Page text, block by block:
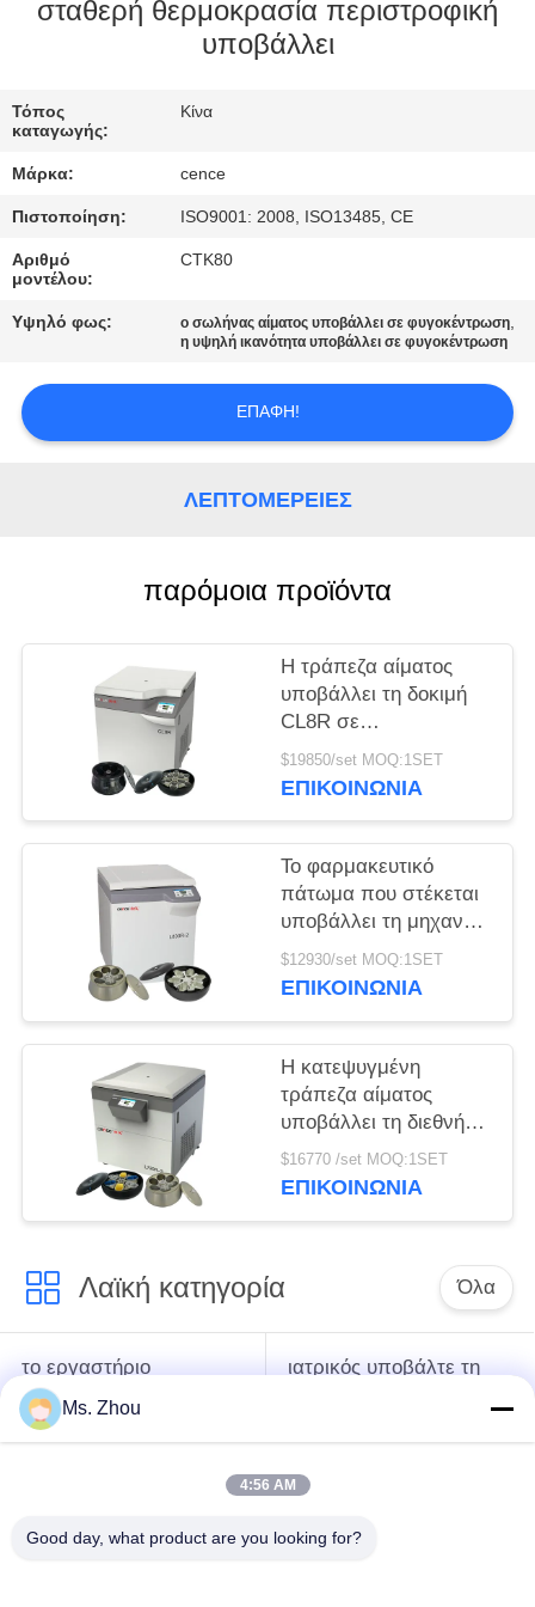
ΈΛΕΓΧΟΣ
ΕΠΙΚΟΙΝΩΝΉΣΤΕ
ΜΑΖΊ
ΜΑΣ
ΕΙΔΉΣΕΙΣ
ΥΠΟΘΈΣΕΙΣ
VR
PRIVACY
σταθερή θερμοκρασία περιστροφική
υποβάλλει
Τόπος
καταγωγής:
Κίνα
Μάρκα: cence
Πιστοποίηση: ISO9001: 2008, ISO13485, CE
Αριθμό
μοντέλου:
CTK80
Υψηλό φως: ο σωλήνας αίματος υποβάλλει σε φυγοκέντρωση,
η υψηλή ικανότητα υποβάλλει σε φυγοκέντρωση
ΕΠΑΦΉ!
ΛΕΠΤΟΜΈΡΕΙΕΣ
παρόμοια προϊόντα
Η τράπεζα αίματος
υποβάλλει τη δοκιμή
CL8R σε
φυγοκέντρωση MAC
κατεψυγμένη
9000r/min ικανότητας
$19850/set MOQ:1SET
ΕΠΙΚΟΙΝΩΝΊΑ
Το φαρμακευτικό
πάτωμα που στέκεται
υποβάλλει τη μηχανή
που l800r-2 σε
φυγοκέντρωση
περιεκτικότητας
υποβάλλουν
$12930/set MOQ:1SET
ΕΠΙΚΟΙΝΩΝΊΑ
Η κατεψυγμένη
τράπεζα αίματος
υποβάλλει τη διεθνή
προηγμένη κατηγορία
l720r-3 σε
$16770 /set MOQ:1SET
ΕΠΙΚΟΙΝΩΝΊΑ
Λαϊκή κατηγορία Όλα
το εργαστήριο
υποβάλλει τη μηχανή
σε φυγοκέντρωση
ιατρικός υποβάλτε τη
σε φυγοκέντρωση
κατεψυγμένος
σε φυγοκέντρωση
Ms. Zhou
4:56 AM
Good day, what product are you looking for?